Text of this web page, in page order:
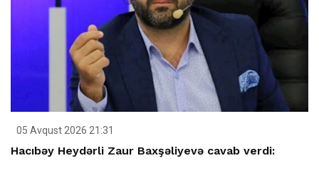
05 Avqust 2026 21:31
Hacıbəy Heydərli Zaur Baxşəliyevə cavab verdi: